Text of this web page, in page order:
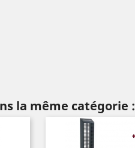
la même catégorie :